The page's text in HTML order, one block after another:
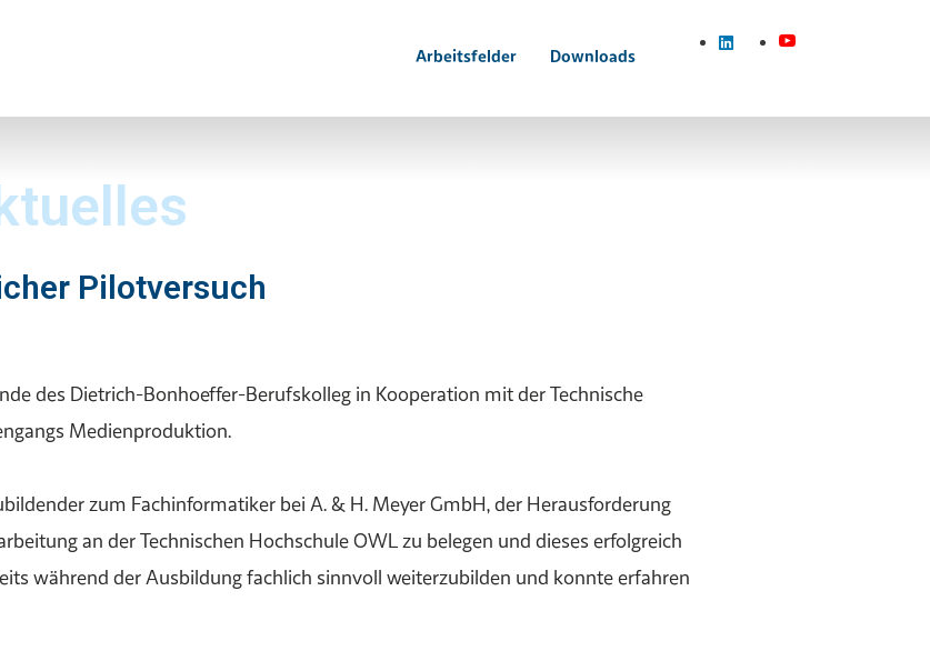
Arbeitsfelder Downloads
Pilotversuch
des Dietrich-Bonhoeffer-Berufskolleg in Kooperation mit der Technische
Medienproduktion.
zum Fachinformatiker bei A. & H. Meyer GmbH, der Herausforderung
an der Technischen Hochschule OWL zu belegen und dieses erfolgreich
während der Ausbildung fachlich sinnvoll weiterzubilden und konnte erfahren